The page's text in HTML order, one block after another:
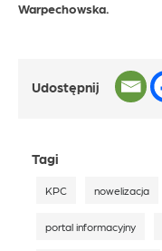
Warpechowska.
Udostępnij
Tagi
KPC nowelizacja
portal informacyjny